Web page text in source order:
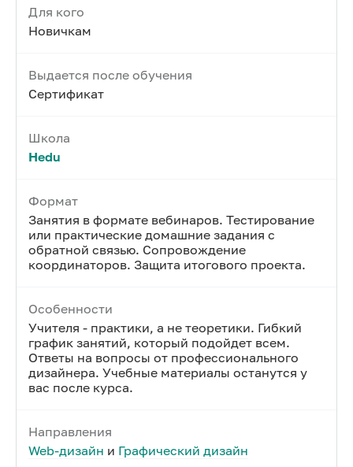
Для кого
Новичкам
Выдается после обучения
Сертификат
Школа
Hedu
Формат
Занятия в формате вебинаров. Тестирование
или практические домашние задания с
обратной связью. Сопровождение
координаторов. Защита итогового проекта.
Особенности
Учителя - практики, а не теоретики. Гибкий
график занятий, который подойдет всем.
Ответы на вопросы от профессионального
дизайнера. Учебные материалы останутся у
вас после курса.
Направления
Web-дизайн и Графический дизайн